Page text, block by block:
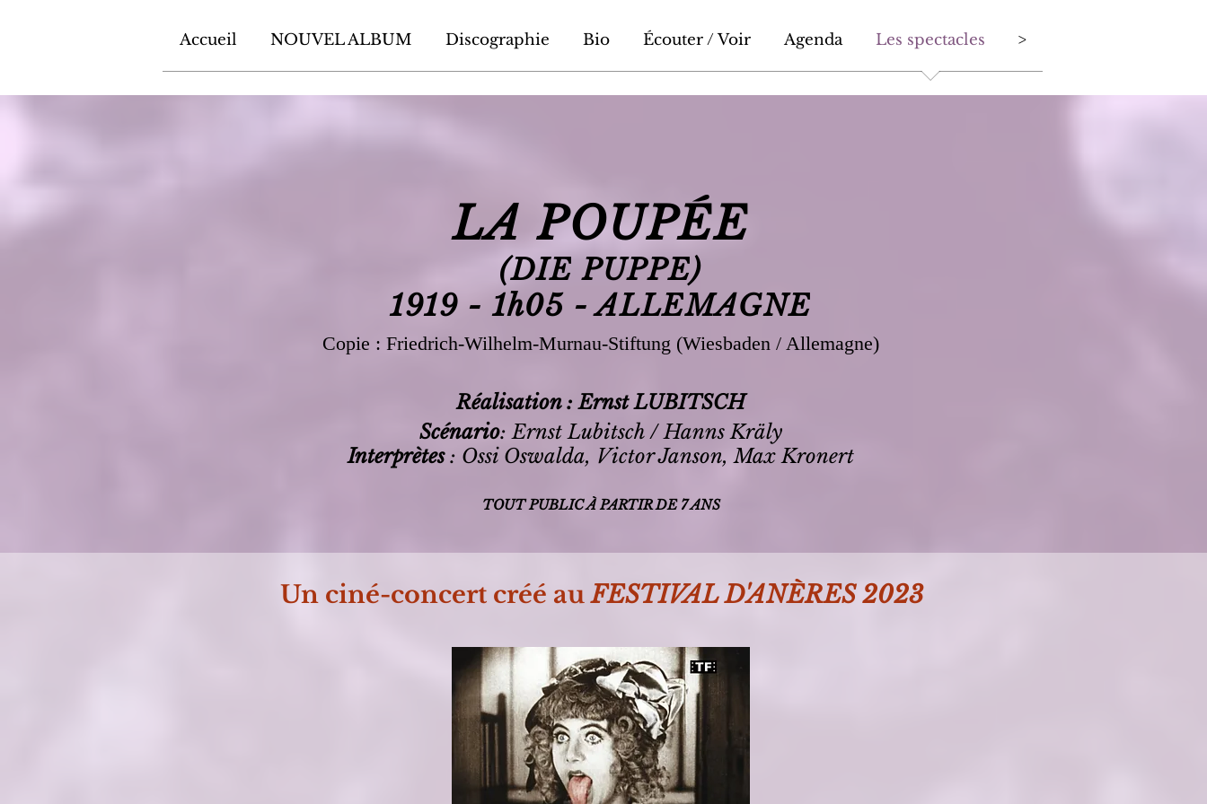
Accueil NOUVEL ALBUM Discographie Bio Écouter / Voir Agenda Les spectacles >
LA POUPÉE
(DIE PUPPE)
1919 - 1h05 - ALLEMAGNE
Copie : Friedrich-Wilhelm-Murnau-Stiftung (Wiesbaden / Allemagne)
Réalisation: Ernst LUBITSCH
Scénario: Ernst Lubitsch / Hanns Kräly
Interprètes: Ossi Oswalda, Victor Janson, Max Kronert
TOUT PUBLIC À PARTIR DE 7 ANS
Un ciné-concert créé auFESTIVAL D'ANÈRES 2023